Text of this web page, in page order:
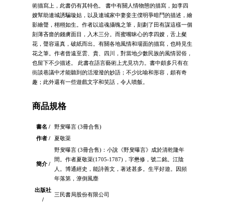
術描寫上，此書仍有其特色。 書中有關人情物態的描寫，如李四
嫂幫助連城誘騙璇姑，以及連城家中妻妾主僕明爭暗鬥的描述，繪
影繪聲，栩栩如生。作者以追魂攝魄之筆，刻劃了田有謀這樣一個
刻薄吝嗇的錢虜面目，入木三分。而蜜嘴昧心的李四嫂，舌上粲
花，聲容逼真，破紙而出。有關各地風情和場面的描寫，也時見生
花之筆。作者曾遠至雲、貴、四川，對當地少數民族的風情習俗，
也留下不少描述。 此書在語言藝術上尤見功力。書中頗多只有在
街談巷議中才能聽到的活潑潑的妙語；不少比喻和形容，頗有奇
趣；此外還有一些遊戲文字和笑話，令人噴飯。
商品規格
書名 /
野叟曝言 (3冊合售)
作者 /
夏敬渠
簡介 /
野叟曝言 (3冊合售)：小說《野叟曝言》成於清乾隆年
間。作者夏敬渠(1705-1787)，字懋修，號二銘。江陰
人。博通經史，能詩善文，著述甚多。生平好遊。因頻
年落第，潦倒風塵
出版社
/
三民書局股份有限公司